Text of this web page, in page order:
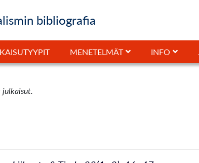
bibliografia
MENETELMÄT INFO
julkaisut.